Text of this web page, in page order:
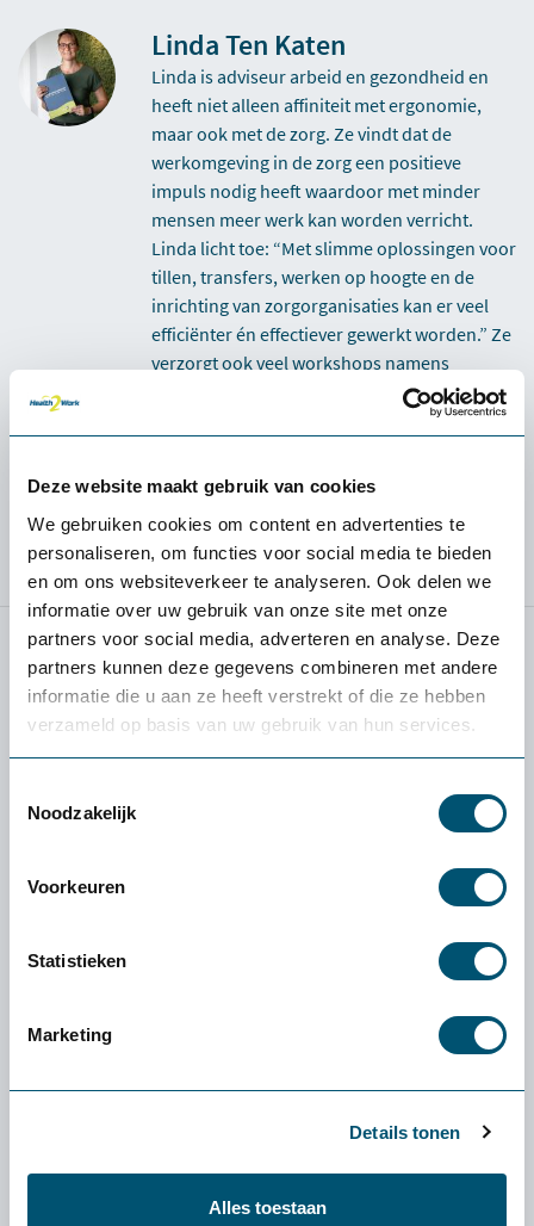
Deze website maakt gebruik van cookies
We gebruiken cookies om content en advertenties te
personaliseren, om functies voor social media te bieden
en om ons websiteverkeer te analyseren. Ook delen we
informatie over uw gebruik van onze site met onze
partners voor social media, adverteren en analyse. Deze
partners kunnen deze gegevens combineren met andere
informatie die u aan ze heeft verstrekt of die ze hebben
verzameld op basis van uw gebruik van hun services.
Noodzakelijk
Voorkeuren
Statistieken
Marketing
Details tonen
Alles toestaan
Linda Ten Katen
Linda is adviseur arbeid en gezondheid en
heeft niet alleen affiniteit met ergonomie,
maar ook met de zorg. Ze vindt dat de
werkomgeving in de zorg een positieve
impuls nodig heeft waardoor met minder
mensen meer werk kan worden verricht.
Linda licht toe: “Met slimme oplossingen voor
tillen, transfers, werken op hoogte en de
inrichting van zorgorganisaties kan er veel
efficiënter én effectiever gewerkt worden.” Ze
verzorgt ook veel workshops namens
Ga naar alle blog berichten van Linda
Relevante blog posts
lichaam. Krachtverlies in de hand beperkt je enorm in je